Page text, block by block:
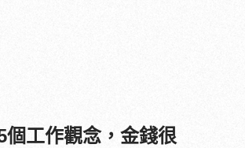
工作觀念，金錢很